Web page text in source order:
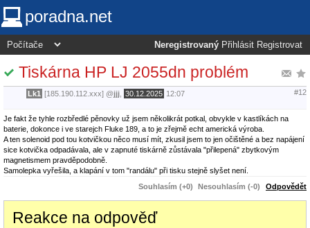
poradna.net
Neregistrovaný Přihlásit Registrovat
Tiskárna HP LJ 2055dn problém
Lk1 [185.190.112.xxx] @jjj 30.12.2025 12:07 #12
Je fakt že tyhle rozbředlé pěnovky už jsem několikrát potkal, obvykle v kastlíkách na
baterie, dokonce i ve starejch Fluke 189, a to je zřejmě echt americká výroba.
A ten solenoid pod tou kotvičkou něco musí mít, zkusil jsem to jen očištěné a bez napájení
sice kotvička odpadávala, ale v zapnuté tiskárně zůstávala "přilepená" zbytkovým
magnetismem pravděpodobně.
Samolepka vyřešila, a klapání v tom "randálu" při tisku stejně slyšet není.
Souhlasím (+0)
Nesouhlasím (-0) Odpovědět
Reakce na odpověď